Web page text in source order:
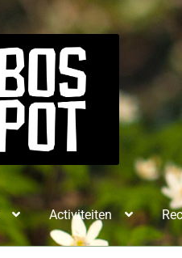
Activiteiten